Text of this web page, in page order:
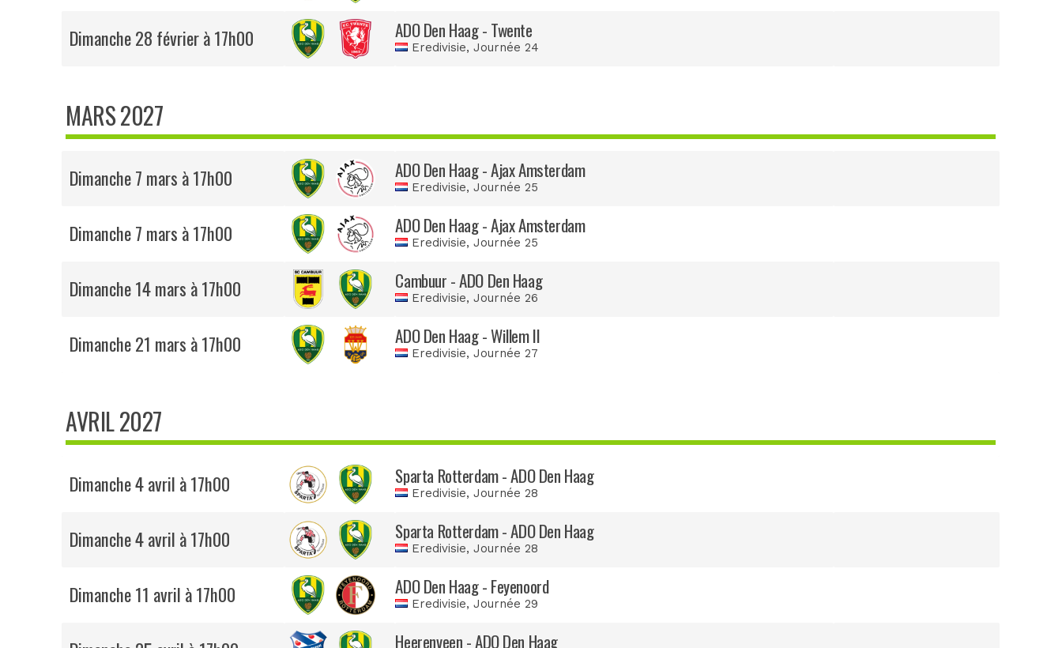
Dimanche 28 février à 17h00 ADO Den Haag - Twente
Eredivisie, Journée 24
MARS 2027
Dimanche 7 mars à 17h00 ADO Den Haag - Ajax Amsterdam
Eredivisie, Journée 25
Dimanche 7 mars à 17h00 ADO Den Haag - Ajax Amsterdam
Eredivisie, Journée 25
Dimanche 14 mars à 17h00 Cambuur - ADO Den Haag
Eredivisie, Journée 26
Dimanche 21 mars à 17h00 ADO Den Haag - Willem II
Eredivisie, Journée 27
AVRIL 2027
Dimanche 4 avril à 17h00 Sparta Rotterdam - ADO Den Haag
Eredivisie, Journée 28
Dimanche 4 avril à 17h00 Sparta Rotterdam - ADO Den Haag
Eredivisie, Journée 28
Dimanche 11 avril à 17h00 ADO Den Haag - Feyenoord
Eredivisie, Journée 29
Heerenveen - ADO Den Haag